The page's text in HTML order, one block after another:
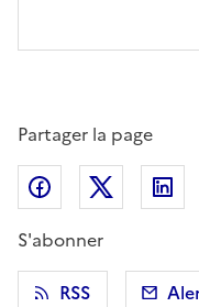
Partager la page
Partager sur
S'abonner
RSS